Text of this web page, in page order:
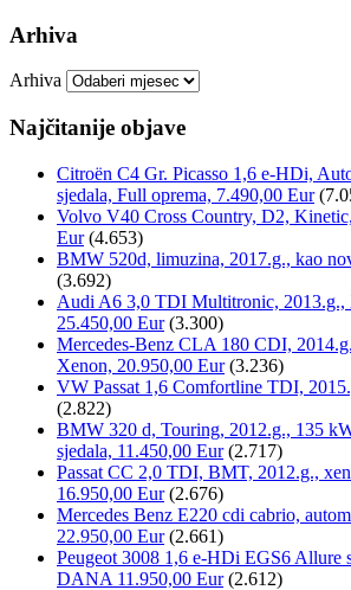
Arhiva
Arhiva
Najčitanije objave
Citroën C4 Gr. Picasso 1,6 e-HDi,
sjedala, Full oprema, 7.490,00 Eur
Volvo V40 Cross Country, D2,
Eur (4.653)
BMW 520d, limuzina, 2017.g., kao
(3.692)
Audi A6 3,0 TDI Multitronic, 2013.g.,
25.450,00 Eur (3.300)
Mercedes-Benz CLA 180 CDI,
Xenon, 20.950,00 Eur (3.236)
VW Passat 1,6 Comfortline TDI,
(2.822)
BMW 320 d, Touring, 2012.g., 135
sjedala, 11.450,00 Eur (2.717)
Passat CC 2,0 TDI, BMT, 2012.g.,
16.950,00 Eur (2.676)
Mercedes Benz E220 cdi cabrio,
22.950,00 Eur (2.661)
Peugeot 3008 1,6 e-HDi EGS6 Allure
DANA 11.950,00 Eur (2.612)